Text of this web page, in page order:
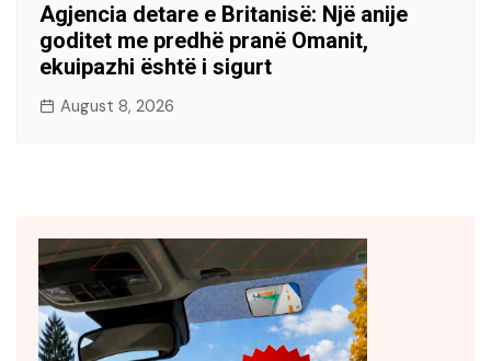
Agjencia detare e Britanisë: Një anije
goditet me predhë pranë Omanit,
ekuipazhi është i sigurt
August 8, 2026